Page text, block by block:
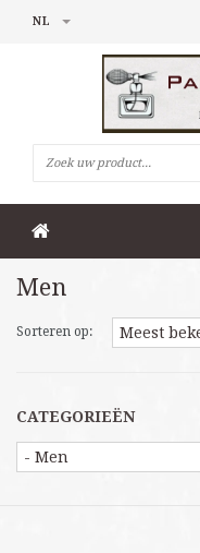
NL
Men
Sorteren op:
CATEGORIEËN